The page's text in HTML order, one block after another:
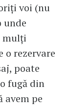
voi (nu
unde
mulți
o rezervare
poate
fugă din
avem pe